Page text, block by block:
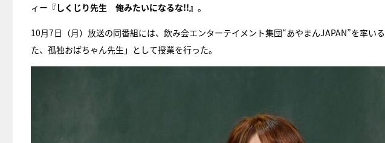
ィー 『しくじり先生 俺みたいになるな!!』 。
10月7日（月）放送の同番組には、飲み会エンターテイメント集団“あやまんJAPAN”を率いる
た、孤独おばちゃん先生」として授業を行った。